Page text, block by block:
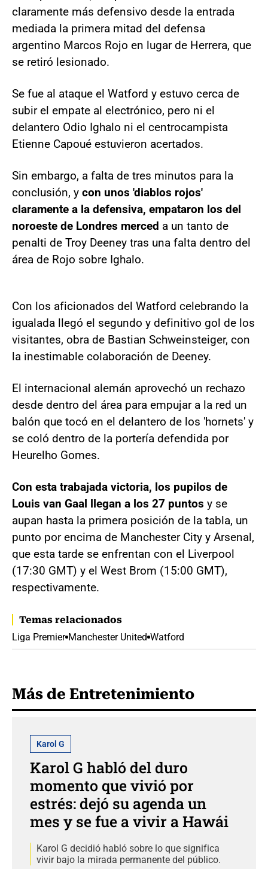
claramente más defensivo desde la entrada
mediada la primera mitad del defensa
argentino Marcos Rojo en lugar de Herrera, que
se retiró lesionado.
Se fue al ataque el Watford y estuvo cerca de
subir el empate al electrónico, pero ni el
delantero Odio Ighalo ni el centrocampista
Etienne Capoué estuvieron acertados.
Sin embargo, a falta de tres minutos para la
conclusión, y con unos 'diablos rojos'
claramente a la defensiva, empataron los del
noroeste de Londres merced a un tanto de
penalti de Troy Deeney tras una falta dentro del
área de Rojo sobre Ighalo.
Con los aficionados del Watford celebrando la
igualada llegó el segundo y definitivo gol de los
visitantes, obra de Bastian Schweinsteiger, con
la inestimable colaboración de Deeney.
El internacional alemán aprovechó un rechazo
desde dentro del área para empujar a la red un
balón que tocó en el delantero de los 'hornets' y
se coló dentro de la portería defendida por
Heurelho Gomes.
Con esta trabajada victoria, los pupilos de
Louis van Gaal llegan a los 27 puntos y se
aupan hasta la primera posición de la tabla, un
punto por encima de Manchester City y Arsenal,
que esta tarde se enfrentan con el Liverpool
(17:30 GMT) y el West Brom (15:00 GMT),
respectivamente.
Temas relacionados
Liga Premier Manchester United Watford
Más de Entretenimiento
Karol G
Karol G habló del duro
momento que vivió por
estrés: dejó su agenda un
mes y se fue a vivir a Hawái
Karol G decidió habló sobre lo que significa
vivir bajo la mirada permanente del público.